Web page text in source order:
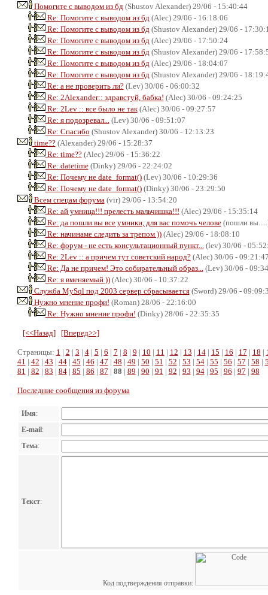
Помогите с выводом из бд (Shustov Alexander) 29/06 - 15:40:44
Re: Помогите с выводом из бд (Alec) 29/06 - 16:18:06
Re: Помогите с выводом из бд (Shustov Alexander) 29/06 -
Re: Помогите с выводом из бд (Alec) 29/06 - 17:50:24
Re: Помогите с выводом из бд (Shustov Alexander) 29/06 -
Re: Помогите с выводом из бд (Alec) 29/06 - 18:04:07
Re: Помогите с выводом из бд (Shustov Alexander) 29/06 -
Re: а не проверить ли?(Lev) 30/06 - 06:00:32
Re: 2Alexander:: здравстуй, бабка! (Alec) 30/06 - 09:24:25
Re: 2Lev :: все было не так(Alec) 30/06 - 09:27:57
Re: я подозревал...
(Lev) 30/06 - 09:51:07
Re: Спасибо (Shustov Alexander) 30/06 - 12:13:23
time??(Alexander) 29/06 - 15:28:37
Re: time??(Alec) 29/06 - 15:36:22
Re: datetime(Dinky) 29/06 - 22:24:02
Re: Почему не date_format()(Lev) 30/06 - 10:29:36
Re: Почему не date_format()(Dinky) 30/06 - 23:29:50
Всем спецам форума (vir) 29/06 - 13:54:20
Re: ай умница!!! прелесть мальчишка!!! (Alec) 29/06 - 15:35:14
Re: да пошли вы все умники, для вас помочь челове(пошли
Re: начинаме следить за трепом ))(Alec) 29/06 - 18:08:10
Re: форум - не есть консультационный пункт...
(lev) 30/06 -
Re: 2Lev :: а причем тут советский народ?(Alec) 30/06 -
Re: Да не причем! Это собирательный образ...
(Lev) 30/06 -
Re: я вменяемый ))(Alec) 30/06 - 10:37:22
Служба MySql под 2003 сервер сбрасывается(Sword) 29/06 -
Нужно мнение профи! (Roman) 28/06 - 22:16:00
Re: Нужно мнение профи! (Dinky) 28/06 - 22:35:35
[<<Назад] [Вперед>>]
Страницы: 1 | 2 | 3 | 4| 5 | 6 | 7 | 8 | 9 | 10 | 11 | 12 | 13 | 14| 15 | 16 | 17 | 18 |
41 | 42 | 43 | 44| 45 | 46 | 47 | 48 | 49 | 50 | 51 | 52 | 53 | 54| 55 | 56 | 57 | 58 |
81 | 82 | 83 | 84| 85 | 86 | 87 | 88 | 89 | 90 | 91 | 92 | 93 | 94| 95 | 96 | 97 | 98
Последние сообщения из форума
Имя:
E-mail:
Тема:
Текст:
Код подтверждения отправки: